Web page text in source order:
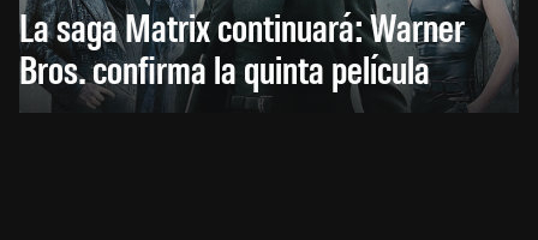
La saga Matrix continuará: Warner
Bros. confirma la quinta película